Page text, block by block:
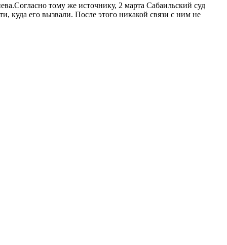
тому же источнику, 2 марта Сабаильский суд
куда его вызвали. После этого никакой связи с ним не